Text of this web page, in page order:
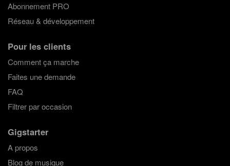
Abonnement PRO
Réseau & développement
Pour les clients
Comment ça marche
Faites une demande
FAQ
Filtrer par occasion
Gigstarter
A propos
Blog de musique